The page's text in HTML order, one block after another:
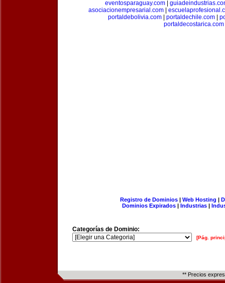
eventosparaguay.com
asociacionempresarial.com|
portaldebolivia.com| portaldechile.com|
portaldecostarica.com
Registro de Dominios| Web Hosting |
Dominios Expirados | Industrias |
Categorías de Dominio:
[Pág.
** Precios